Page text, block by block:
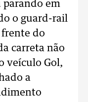
parando em
o guard-rail
frente do
carreta não
veículo Gol,
a